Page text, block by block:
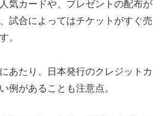
気カードや、プレゼントの配布が
試合によってはチケットがすぐ売
。
あたり、日本発行のクレジットカ
例があることも注意点。